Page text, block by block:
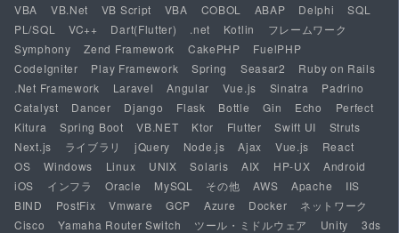
VBA
VB.Net VB Script VBA COBOL ABAP Delphi
SQL
PL/SQL
VC++ Dart(Flutter) .net Kotlin
フレームワーク
Symphony
Zend Framework CakePHP
FuelPHP
CodeIgniter
Play Framework Spring Seasar2
Ruby on Rails
.Net Framework
Laravel Angular Vue.js Sinatra
Padrino
Catalyst
Dancer Django Flask Bottle Gin Echo
Perfect
Kitura
Spring Boot VB.NET Ktor Flutter Swift UI
Struts
Next.js
ライブラリ jQuery Node.js Ajax Vue.js
React
OS
Windows Linux UNIX Solaris AIX HP-UX
Android
iOS
インフラ Oracle MySQL その他 AWS Apache
IIS
BIND
PostFix Vmware GCP Azure Docker
ネットワーク
Cisco
Yamaha Router Switch ツール・ミドルウェア Unity
3ds